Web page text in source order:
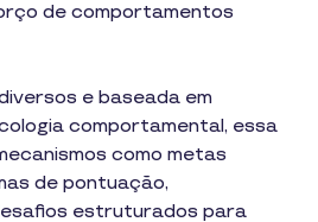
de comportamentos
e baseada em
comportamental, essa
como metas
de pontuação,
estruturados para